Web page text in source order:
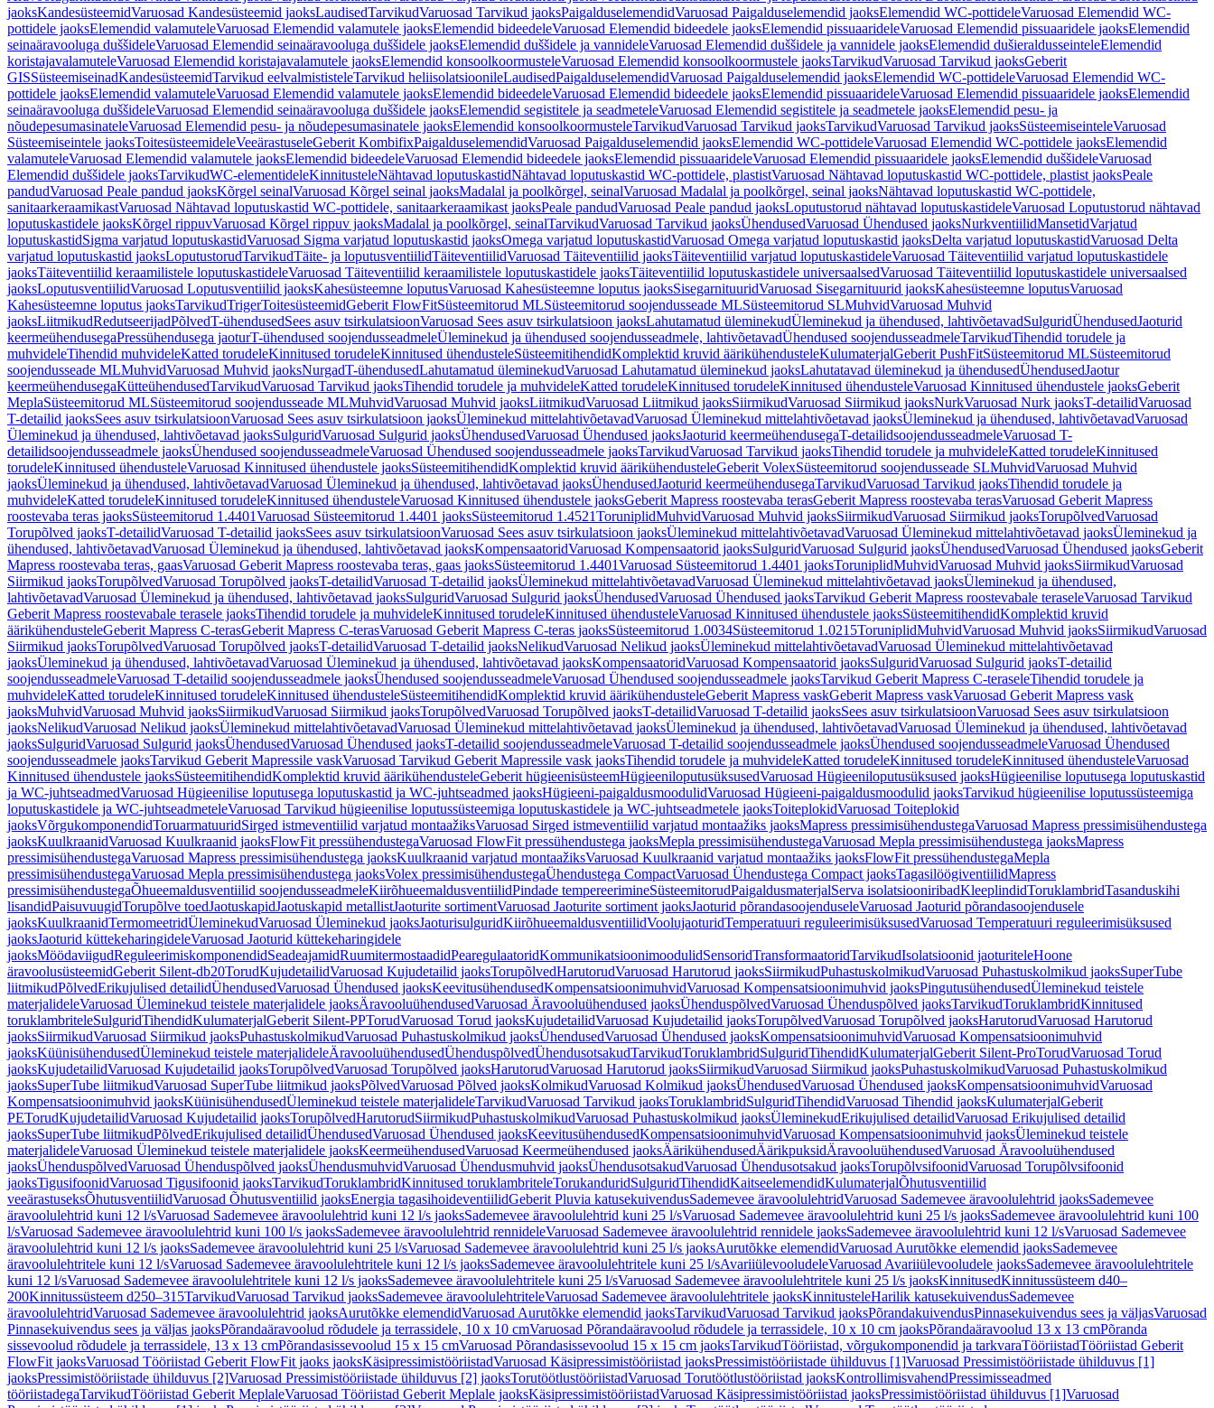
jaoksKandesüsteemidVaruosad Kandesüsteemid jaoksLaudisedTarvikudVaruosad Tarvikud jaoksPaigalduselemendidVaruosad Paigalduselemendid jaoksElemendid WC-pottideleVaruosad Elemendid WC-
pottidele jaoksElemendid valamuteleVaruosad Elemendid valamutele jaoksElemendid bideedeleVaruosad Elemendid bideedele jaoksElemendid pissuaarideleVaruosad Elemendid pissuaaridele jaoksElemendid
seinaäravooluga duššideleVaruosad Elemendid seinaäravooluga duššidele jaoksElemendid duššidele ja vannideleVaruosad Elemendid duššidele ja vannidele jaoksElemendid dušieraldusseinteleElemendid
koristajavalamuteleVaruosad Elemendid koristajavalamutele jaoksElemendid konsoolkoormusteleVaruosad Elemendid konsoolkoormustele jaoksTarvikudVaruosad Tarvikud jaoksGeberit
GISSüsteemiseinadKandesüsteemidTarvikud eelvalmististeleTarvikud heliisolatsioonileLaudisedPaigalduselemendidVaruosad Paigalduselemendid jaoksElemendid WC-pottideleVaruosad Elemendid WC-
pottidele jaoksElemendid valamuteleVaruosad Elemendid valamutele jaoksElemendid bideedeleVaruosad Elemendid bideedele jaoksElemendid pissuaarideleVaruosad Elemendid pissuaaridele jaoksElemendid
seinaäravooluga duššideleVaruosad Elemendid seinaäravooluga duššidele jaoksElemendid segistitele ja seadmeteleVaruosad Elemendid segistitele ja seadmetele jaoksElemendid pesu- ja
nõudepesumasinateleVaruosad Elemendid pesu- ja nõudepesumasinatele jaoksElemendid konsoolkoormusteleTarvikudVaruosad Tarvikud jaoksTarvikudVaruosad Tarvikud jaoksSüsteemiseinteleVaruosad
Süsteemiseintele jaoksToitesüsteemideleVeeärastuseleGeberit KombifixPaigalduselemendidVaruosad Paigalduselemendid jaoksElemendid WC-pottideleVaruosad Elemendid WC-pottidele jaoksElemendid
valamuteleVaruosad Elemendid valamutele jaoksElemendid bideedeleVaruosad Elemendid bideedele jaoksElemendid pissuaarideleVaruosad Elemendid pissuaaridele jaoksElemendid duššideleVaruosad
Elemendid duššidele jaoksTarvikudWC-elementideleKinnitusteleNähtavad loputuskastidNähtavad loputuskastid WC-pottidele, plastistVaruosad Nähtavad loputuskastid WC-pottidele, plastist jaoksPeale
pandudVaruosad Peale pandud jaoksKõrgel seinalVaruosad Kõrgel seinal jaoksMadalal ja poolkõrgel, seinalVaruosad Madalal ja poolkõrgel, seinal jaoksNähtavad loputuskastid WC-pottidele,
sanitaarkeraamikastVaruosad Nähtavad loputuskastid WC-pottidele, sanitaarkeraamikast jaoksPeale pandudVaruosad Peale pandud jaoksLoputustorud nähtavad loputuskastideleVaruosad Loputustorud nähtavad
loputuskastidele jaoksKõrgel rippuvVaruosad Kõrgel rippuv jaoksMadalal ja poolkõrgel, seinalTarvikudVaruosad Tarvikud jaoksÜhendusedVaruosad Ühendused jaoksNurkventiilidMansetidVarjatud
loputuskastidSigma varjatud loputuskastidVaruosad Sigma varjatud loputuskastid jaoksOmega varjatud loputuskastidVaruosad Omega varjatud loputuskastid jaoksDelta varjatud loputuskastidVaruosad Delta
varjatud loputuskastid jaoksLoputustorudTarvikudTäite- ja loputusventiilidTäiteventiilidVaruosad Täiteventiilid jaoksTäiteventiilid varjatud loputuskastideleVaruosad Täiteventiilid varjatud loputuskastidele
jaoksTäiteventiilid keraamilistele loputuskastideleVaruosad Täiteventiilid keraamilistele loputuskastidele jaoksTäiteventiilid loputuskastidele universaalsedVaruosad Täiteventiilid loputuskastidele universaalsed
jaoksLoputusventiilidVaruosad Loputusventiilid jaoksKahesüsteemne loputusVaruosad Kahesüsteemne loputus jaoksSisegarnituuridVaruosad Sisegarnituurid jaoksKahesüsteemne loputusVaruosad
Kahesüsteemne loputus jaoksTarvikudTrigerToitesüsteemidGeberit FlowFitSüsteemitorud MLSüsteemitorud soojendusseade MLSüsteemitorud SLMuhvidVaruosad Muhvid
jaoksLiitmikudRedutseerijadPõlvedT-ühendusedSees asuv tsirkulatsioonVaruosad Sees asuv tsirkulatsioon jaoksLahutamatud üleminekudÜleminekud ja ühendused, lahtivõetavadSulguridÜhendusedJaoturid
keermeühendusegaPressühendusega jaoturT-ühendused soojendusseadmeleÜleminekud ja ühendused soojendusseadmele, lahtivõetavadÜhendused soojendusseadmeleTarvikudTihendid torudele ja
muhvideleTihendid muhvideleKatted torudeleKinnitused torudeleKinnitused ühendusteleSüsteemitihendidKomplektid kruvid äärikühendusteleKulumaterjalGeberit PushFitSüsteemitorud MLSüsteemitorud
soojendusseade MLMuhvidVaruosad Muhvid jaoksNurgadT-ühendusedLahutamatud üleminekudVaruosad Lahutamatud üleminekud jaoksLahutatavad üleminekud ja ühendusedÜhendusedJaotur
keermeühendusegaKütteühendusedTarvikudVaruosad Tarvikud jaoksTihendid torudele ja muhvideleKatted torudeleKinnitused torudeleKinnitused ühendusteleVaruosad Kinnitused ühendustele jaoksGeberit
MeplaSüsteemitorud MLSüsteemitorud soojendusseade MLMuhvidVaruosad Muhvid jaoksLiitmikudVaruosad Liitmikud jaoksSiirmikudVaruosad Siirmikud jaoksNurkVaruosad Nurk jaoksT-detailidVaruosad
T-detailid jaoksSees asuv tsirkulatsioonVaruosad Sees asuv tsirkulatsioon jaoksÜleminekud mittelahtivõetavadVaruosad Üleminekud mittelahtivõetavad jaoksÜleminekud ja ühendused, lahtivõetavadVaruosad
Üleminekud ja ühendused, lahtivõetavad jaoksSulguridVaruosad Sulgurid jaoksÜhendusedVaruosad Ühendused jaoksJaoturid keermeühendusegaT-detailidsoojendusseadmeleVaruosad T-
detailidsoojendusseadmele jaoksÜhendused soojendusseadmeleVaruosad Ühendused soojendusseadmele jaoksTarvikudVaruosad Tarvikud jaoksTihendid torudele ja muhvideleKatted torudeleKinnitused
torudeleKinnitused ühendusteleVaruosad Kinnitused ühendustele jaoksSüsteemitihendidKomplektid kruvid äärikühendusteleGeberit VolexSüsteemitorud soojendusseade SLMuhvidVaruosad Muhvid
jaoksÜleminekud ja ühendused, lahtivõetavadVaruosad Üleminekud ja ühendused, lahtivõetavad jaoksÜhendusedJaoturid keermeühendusegaTarvikudVaruosad Tarvikud jaoksTihendid torudele ja
muhvideleKatted torudeleKinnitused torudeleKinnitused ühendusteleVaruosad Kinnitused ühendustele jaoksGeberit Mapress roostevaba terasGeberit Mapress roostevaba terasVaruosad Geberit Mapress
roostevaba teras jaoksSüsteemitorud 1.4401Varuosad Süsteemitorud 1.4401 jaoksSüsteemitorud 1.4521ToruniplidMuhvidVaruosad Muhvid jaoksSiirmikudVaruosad Siirmikud jaoksTorupõlvedVaruosad
Torupõlved jaoksT-detailidVaruosad T-detailid jaoksSees asuv tsirkulatsioonVaruosad Sees asuv tsirkulatsioon jaoksÜleminekud mittelahtivõetavadVaruosad Üleminekud mittelahtivõetavad jaoksÜleminekud ja
ühendused, lahtivõetavadVaruosad Üleminekud ja ühendused, lahtivõetavad jaoksKompensaatoridVaruosad Kompensaatorid jaoksSulguridVaruosad Sulgurid jaoksÜhendusedVaruosad Ühendused jaoksGeberit
Mapress roostevaba teras, gaasVaruosad Geberit Mapress roostevaba teras, gaas jaoksSüsteemitorud 1.4401Varuosad Süsteemitorud 1.4401 jaoksToruniplidMuhvidVaruosad Muhvid jaoksSiirmikudVaruosad
Siirmikud jaoksTorupõlvedVaruosad Torupõlved jaoksT-detailidVaruosad T-detailid jaoksÜleminekud mittelahtivõetavadVaruosad Üleminekud mittelahtivõetavad jaoksÜleminekud ja ühendused,
lahtivõetavadVaruosad Üleminekud ja ühendused, lahtivõetavad jaoksSulguridVaruosad Sulgurid jaoksÜhendusedVaruosad Ühendused jaoksTarvikud Geberit Mapress roostevabale teraseleVaruosad Tarvikud
Geberit Mapress roostevabale terasele jaoksTihendid torudele ja muhvideleKinnitused torudeleKinnitused ühendusteleVaruosad Kinnitused ühendustele jaoksSüsteemitihendidKomplektid kruvid
äärikühendusteleGeberit Mapress C-terasGeberit Mapress C-terasVaruosad Geberit Mapress C-teras jaoksSüsteemitorud 1.0034Süsteemitorud 1.0215ToruniplidMuhvidVaruosad Muhvid jaoksSiirmikudVaruosad
Siirmikud jaoksTorupõlvedVaruosad Torupõlved jaoksT-detailidVaruosad T-detailid jaoksNelikudVaruosad Nelikud jaoksÜleminekud mittelahtivõetavadVaruosad Üleminekud mittelahtivõetavad
jaoksÜleminekud ja ühendused, lahtivõetavadVaruosad Üleminekud ja ühendused, lahtivõetavad jaoksKompensaatoridVaruosad Kompensaatorid jaoksSulguridVaruosad Sulgurid jaoksT-detailid
soojendusseadmeleVaruosad T-detailid soojendusseadmele jaoksÜhendused soojendusseadmeleVaruosad Ühendused soojendusseadmele jaoksTarvikud Geberit Mapress C-teraseleTihendid torudele ja
muhvideleKatted torudeleKinnitused torudeleKinnitused ühendusteleSüsteemitihendidKomplektid kruvid äärikühendusteleGeberit Mapress vaskGeberit Mapress vaskVaruosad Geberit Mapress vask
jaoksMuhvidVaruosad Muhvid jaoksSiirmikudVaruosad Siirmikud jaoksTorupõlvedVaruosad Torupõlved jaoksT-detailidVaruosad T-detailid jaoksSees asuv tsirkulatsioonVaruosad Sees asuv tsirkulatsioon
jaoksNelikudVaruosad Nelikud jaoksÜleminekud mittelahtivõetavadVaruosad Üleminekud mittelahtivõetavad jaoksÜleminekud ja ühendused, lahtivõetavadVaruosad Üleminekud ja ühendused, lahtivõetavad
jaoksSulguridVaruosad Sulgurid jaoksÜhendusedVaruosad Ühendused jaoksT-detailid soojendusseadmeleVaruosad T-detailid soojendusseadmele jaoksÜhendused soojendusseadmeleVaruosad Ühendused
soojendusseadmele jaoksTarvikud Geberit Mapressile vaskVaruosad Tarvikud Geberit Mapressile vask jaoksTihendid torudele ja muhvideleKatted torudeleKinnitused torudeleKinnitused ühendusteleVaruosad
Kinnitused ühendustele jaoksSüsteemitihendidKomplektid kruvid äärikühendusteleGeberit hügieenisüsteemHügieeniloputusüksusedVaruosad Hügieeniloputusüksused jaoksHügieenilise loputusega loputuskastid
ja WC-juhtseadmedVaruosad Hügieenilise loputusega loputuskastid ja WC-juhtseadmed jaoksHügieeni-paigaldusmoodulidVaruosad Hügieeni-paigaldusmoodulid jaoksTarvikud hügieenilise loputussüsteemiga
loputuskastidele ja WC-juhtseadmeteleVaruosad Tarvikud hügieenilise loputussüsteemiga loputuskastidele ja WC-juhtseadmetele jaoksToiteplokidVaruosad Toiteplokid
jaoksVõrgukomponendidToruarmatuuridSirged istmeventiilid varjatud montaažiksVaruosad Sirged istmeventiilid varjatud montaažiks jaoksMapress pressimisühendustegaVaruosad Mapress pressimisühendustega
jaoksKuulkraanidVaruosad Kuulkraanid jaoksFlowFit pressühendustegaVaruosad FlowFit pressühendustega jaoksMepla pressimisühendustegaVaruosad Mepla pressimisühendustega jaoksMapress
pressimisühendustegaVaruosad Mapress pressimisühendustega jaoksKuulkraanid varjatud montaažiksVaruosad Kuulkraanid varjatud montaažiks jaoksFlowFit pressühendustegaMepla
pressimisühendustegaVaruosad Mepla pressimisühendustega jaoksVolex pressimisühendustegaÜhendustega CompactVaruosad Ühendustega Compact jaoksTagasilöögiventiilidMapress
pressimisühendustegaÕhueemaldusventiilid soojendusseadmeleKiirõhueemaldusventiilidPindade tempereerimineSüsteemitorudPaigaldusmaterjalServa isolatsiooniribadKleeplindidToruklambridTasanduskihi
lisandidPaisuvuugidTorupõlve toedJaotuskapidJaotuskapid metallistJaoturite sortimentVaruosad Jaoturite sortiment jaoksJaoturid põrandasoojenduseleVaruosad Jaoturid põrandasoojendusele
jaoksKuulkraanidTermomeetridÜleminekudVaruosad Üleminekud jaoksJaoturisulguridKiirõhueemaldusventiilidVoolujaoturidTemperatuuri reguleerimisüksusedVaruosad Temperatuuri reguleerimisüksused
jaoksJaoturid küttekeharingideleVaruosad Jaoturid küttekeharingidele
jaoksMöödaviigudReguleerimiskomponendidSeadeajamidRuumitermostaadidPearegulaatoridKommunikatsioonimoodulidSensoridTransformaatoridTarvikudIsolatsioonid jaoturiteleHoone
äravoolusüsteemidGeberit Silent-db20TorudKujudetailidVaruosad Kujudetailid jaoksTorupõlvedHarutorudVaruosad Harutorud jaoksSiirmikudPuhastuskolmikudVaruosad Puhastuskolmikud jaoksSuperTube
liitmikudPõlvedErikujulised detailidÜhendusedVaruosad Ühendused jaoksKeevitusühendusedKompensatsioonimuhvidVaruosad Kompensatsioonimuhvid jaoksPingutusühendusedÜleminekud teistele
materjalideleVaruosad Üleminekud teistele materjalidele jaoksÄravooluühendusedVaruosad Äravooluühendused jaoksÜhenduspõlvedVaruosad Ühenduspõlved jaoksTarvikudToruklambridKinnitused
toruklambriteleSulguridTihendidKulumaterjalGeberit Silent-PPTorudVaruosad Torud jaoksKujudetailidVaruosad Kujudetailid jaoksTorupõlvedVaruosad Torupõlved jaoksHarutorudVaruosad Harutorud
jaoksSiirmikudVaruosad Siirmikud jaoksPuhastuskolmikudVaruosad Puhastuskolmikud jaoksÜhendusedVaruosad Ühendused jaoksKompensatsioonimuhvidVaruosad Kompensatsioonimuhvid
jaoksKüünisühendusedÜleminekud teistele materjalideleÄravooluühendusedÜhenduspõlvedÜhendusotsakudTarvikudToruklambridSulguridTihendidKulumaterjalGeberit Silent-ProTorudVaruosad Torud
jaoksKujudetailidVaruosad Kujudetailid jaoksTorupõlvedVaruosad Torupõlved jaoksHarutorudVaruosad Harutorud jaoksSiirmikudVaruosad Siirmikud jaoksPuhastuskolmikudVaruosad Puhastuskolmikud
jaoksSuperTube liitmikudVaruosad SuperTube liitmikud jaoksPõlvedVaruosad Põlved jaoksKolmikudVaruosad Kolmikud jaoksÜhendusedVaruosad Ühendused jaoksKompensatsioonimuhvidVaruosad
Kompensatsioonimuhvid jaoksKüünisühendusedÜleminekud teistele materjalideleTarvikudVaruosad Tarvikud jaoksToruklambridSulguridTihendidVaruosad Tihendid jaoksKulumaterjalGeberit
PETorudKujudetailidVaruosad Kujudetailid jaoksTorupõlvedHarutorudSiirmikudPuhastuskolmikudVaruosad Puhastuskolmikud jaoksÜleminekudErikujulised detailidVaruosad Erikujulised detailid
jaoksSuperTube liitmikudPõlvedErikujulised detailidÜhendusedVaruosad Ühendused jaoksKeevitusühendusedKompensatsioonimuhvidVaruosad Kompensatsioonimuhvid jaoksÜleminekud teistele
materjalideleVaruosad Üleminekud teistele materjalidele jaoksKeermeühendusedVaruosad Keermeühendused jaoksÄärikühendusedÄärikpuksidÄravooluühendusedVaruosad Äravooluühendused
jaoksÜhenduspõlvedVaruosad Ühenduspõlved jaoksÜhendusmuhvidVaruosad Ühendusmuhvid jaoksÜhendusotsakudVaruosad Ühendusotsakud jaoksTorupõlvsifoonidVaruosad Torupõlvsifoonid
jaoksTigusifoonidVaruosad Tigusifoonid jaoksTarvikudToruklambridKinnitused toruklambriteleTorukanduridSulguridTihendidKaitseelemendidKulumaterjalÕhutusventiilid
veeärastuseksÕhutusventiilidVaruosad Õhutusventiilid jaoksEnergia tagasihoideventiilidGeberit Pluvia katusekuivendusSademevee äravoolulehtridVaruosad Sademevee äravoolulehtrid jaoksSademevee
äravoolulehtrid kuni 12 l/sVaruosad Sademevee äravoolulehtrid kuni 12 l/s jaoksSademevee äravoolulehtrid kuni 25 l/sVaruosad Sademevee äravoolulehtrid kuni 25 l/s jaoksSademevee äravoolulehtrid kuni 100
l/sVaruosad Sademevee äravoolulehtrid kuni 100 l/s jaoksSademevee äravoolulehtrid rennideleVaruosad Sademevee äravoolulehtrid rennidele jaoksSademevee äravoolulehtrid kuni 12 l/sVaruosad Sademevee
äravoolulehtrid kuni 12 l/s jaoksSademevee äravoolulehtrid kuni 25 l/sVaruosad Sademevee äravoolulehtrid kuni 25 l/s jaoksAurutõkke elemendidVaruosad Aurutõkke elemendid jaoksSademevee
äravoolulehtritele kuni 12 l/sVaruosad Sademevee äravoolulehtritele kuni 12 l/s jaoksSademevee äravoolulehtritele kuni 25 l/sAvariiülevooludeleVaruosad Avariiülevooludele jaoksSademevee äravoolulehtritele
kuni 12 l/sVaruosad Sademevee äravoolulehtritele kuni 12 l/s jaoksSademevee äravoolulehtritele kuni 25 l/sVaruosad Sademevee äravoolulehtritele kuni 25 l/s jaoksKinnitusedKinnitussüsteem d40–
200Kinnitussüsteem d250–315TarvikudVaruosad Tarvikud jaoksSademevee äravoolulehtriteleVaruosad Sademevee äravoolulehtritele jaoksKinnitusteleHarilik katusekuivendusSademevee
äravoolulehtridVaruosad Sademevee äravoolulehtrid jaoksAurutõkke elemendidVaruosad Aurutõkke elemendid jaoksTarvikudVaruosad Tarvikud jaoksPõrandakuivendusPinnasekuivendus sees ja väljasVaruosad
Pinnasekuivendus sees ja väljas jaoksPõrandaäravoolud rõdudele ja terrassidele, 10 x 10 cmVaruosad Põrandaäravoolud rõdudele ja terrassidele, 10 x 10 cm jaoksPõrandaäravoolud 13 x 13 cmPõranda
sissevoolud rõdudele ja terrassidele, 13 x 13 cmPõrandasissevoolud 15 x 15 cmVaruosad Põrandasissevoolud 15 x 15 cm jaoksTarvikudTööriistad, võrgukomponendid ja tarkvaraTööriistadTööriistad Geberit
FlowFit jaoksVaruosad Tööriistad Geberit FlowFit jaoks jaoksKäsipressimistööriistadVaruosad Käsipressimistööriistad jaoksPressimistööriistade ühilduvus [1]Varuosad Pressimistööriistade ühilduvus [1]
jaoksPressimistööriistade ühilduvus [2]Varuosad Pressimistööriistade ühilduvus [2] jaoksTorutöötlustööriistadVaruosad Torutöötlustööriistad jaoksKontrollimisvahendPressimisseadmed
tööriistadegaTarvikudTööriistad Geberit MeplaleVaruosad Tööriistad Geberit Meplale jaoksKäsipressimistööriistadVaruosad Käsipressimistööriistad jaoksPressimistööriistad ühilduvus [1]Varuosad